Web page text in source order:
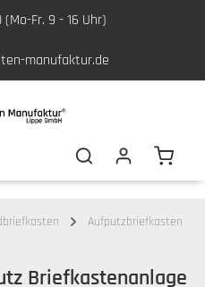
(Mo-Fr. 9 - 16 Uhr)
manufaktur.de
Aufputzbriefkasten
Briefkastenanlage